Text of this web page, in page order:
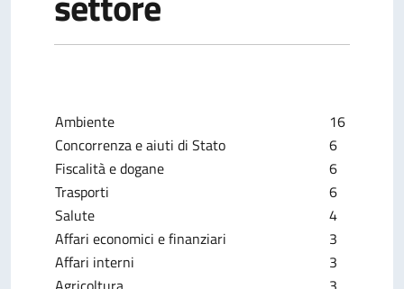
Ambiente
16
Concorrenza e aiuti di Stato
6
Fiscalità e dogane
6
Trasporti
6
Salute
4
Affari economici e finanziari
3
Affari interni
3